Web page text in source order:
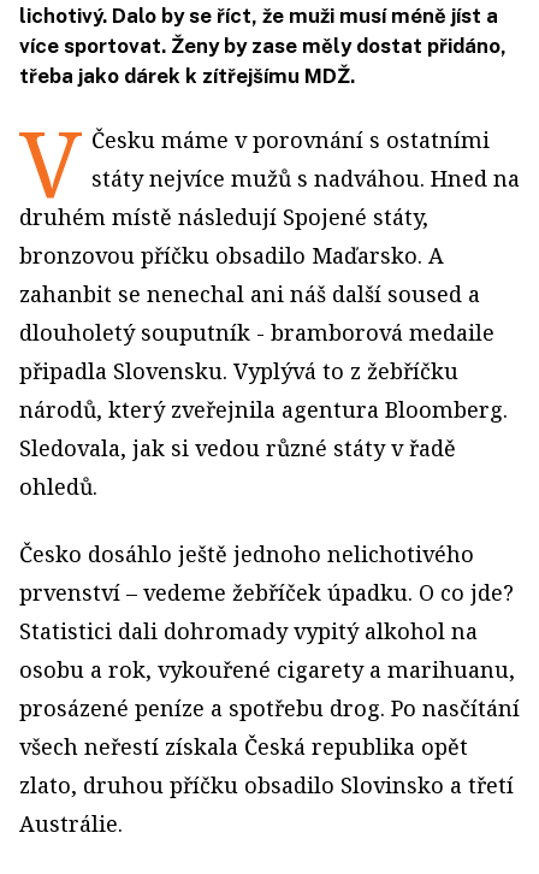
lichotivý. Dalo by se říct, že muži musí méně jíst a
více sportovat. Ženy by zase měly dostat přidáno,
třeba jako dárek k zítřejšímu MDŽ.
V Česku máme v porovnání s ostatními
státy nejvíce mužů s nadváhou. Hned na
druhém místě následují Spojené státy,
bronzovou příčku obsadilo Maďarsko. A
zahanbit se nenechal ani náš další soused a
dlouholetý souputník - bramborová medaile
připadla Slovensku. Vyplývá to z žebříčku
národů, který zveřejnila agentura Bloomberg.
Sledovala, jak si vedou různé státy v řadě
ohledů.
Česko dosáhlo ještě jednoho nelichotivého
prvenství – vedeme žebříček úpadku. O co jde?
Statistici dali dohromady vypitý alkohol na
osobu a rok, vykouřené cigarety a marihuanu,
prosázené peníze a spotřebu drog. Po nasčítání
všech neřestí získala Česká republika opět
zlato, druhou příčku obsadilo Slovinsko a třetí
Austrálie.